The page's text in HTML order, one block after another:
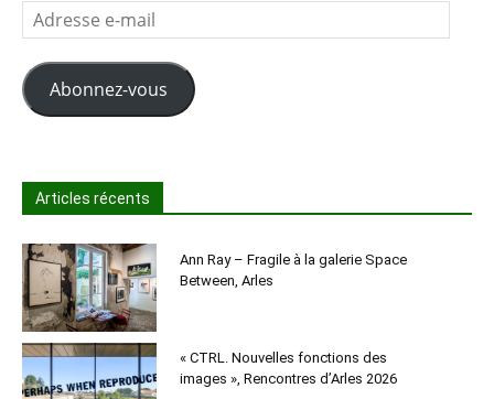
Adresse
e-
mail
Abonnez-vous
Articles récents
Ann Ray – Fragile à la galerie Space
Between, Arles
« CTRL. Nouvelles fonctions des
images », Rencontres d’Arles 2026